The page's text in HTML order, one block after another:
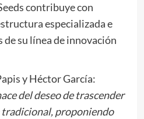
contribuye con
especializada e
su línea de innovación
y Héctor García:
del deseo de trascender
proponiendo